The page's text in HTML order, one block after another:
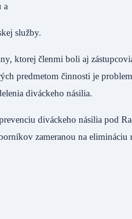
a
služby.
ktorej členmi boli aj
predmetom činnosti je
diváckeho násilia.
diváckeho násilia pod
zameranou na elimináciu